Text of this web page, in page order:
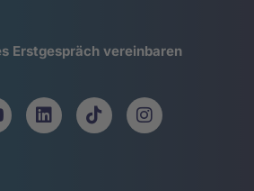
Erstgespräch vereinbaren